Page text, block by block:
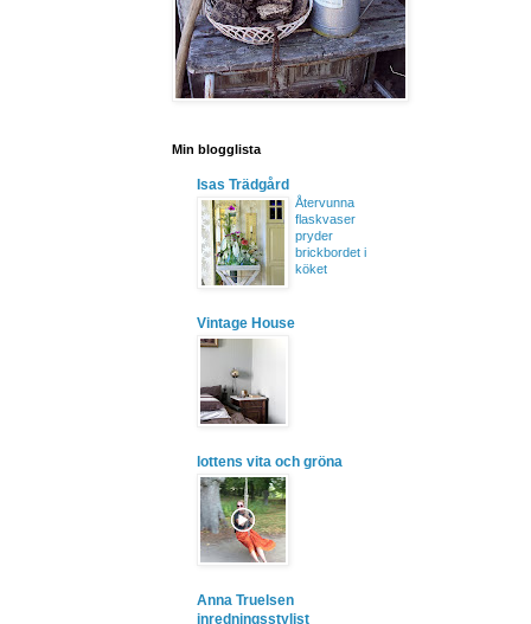
Min blogglista
Isas Trädgård
Återvunna
flaskvaser
pryder
brickbordet i
köket
Vintage House
lottens vita och gröna
Anna Truelsen
inredningsstylist